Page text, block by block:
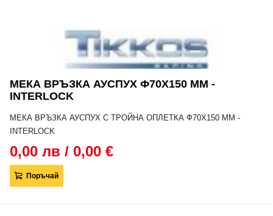
МЕКА ВРЪЗКА АУСПУХ Ф70Х150 MM -
INTERLOCK
МЕКА ВРЪЗКА АУСПУХ С ТРОЙНА ОПЛЕТКА Ф70Х150 MM -
INTERLOCK
0,00 лв / 0,00 €
Поръчай